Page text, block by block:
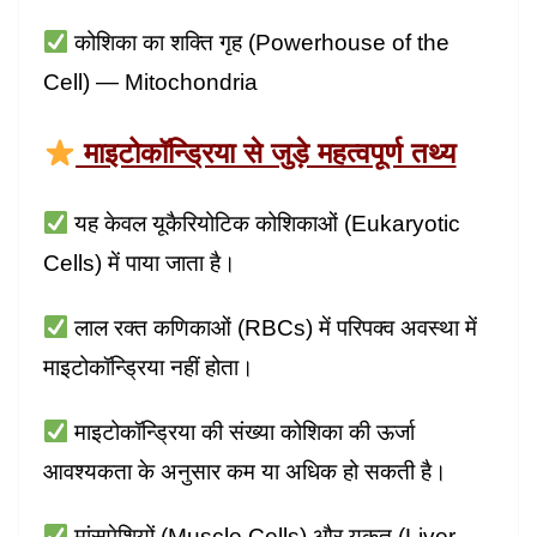
कोशिका का शक्ति गृह (Powerhouse of the
Cell) — Mitochondria
माइटोकॉन्ड्रिया से जुड़े महत्वपूर्ण तथ्य
यह केवल यूकैरियोटिक कोशिकाओं (Eukaryotic
Cells) में पाया जाता है।
लाल रक्त कणिकाओं (RBCs) में परिपक्व अवस्था में
माइटोकॉन्ड्रिया नहीं होता।
माइटोकॉन्ड्रिया की संख्या कोशिका की ऊर्जा
आवश्यकता के अनुसार कम या अधिक हो सकती है।